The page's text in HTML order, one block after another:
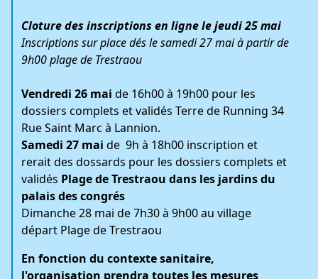
Cloture des inscriptions en ligne le jeudi 25 mai
Inscriptions sur place dés le samedi 27 mai à partir de
9h00plage de Trestraou
Vendredi 26 mai de 16h00 à 19h00 pour les
dossiers complets et validés Terre de Running 34
Rue Saint Marc à Lannion.
Samedi 27 mai de 9h à 18h00 inscription et
rerait des dossards pour les dossiers complets et
validés Plage de Trestraou dans les jardins du
palais des congrés
Dimanche 28 mai de 7h30 à 9h00 au village
départ Plage de Trestraou
En fonction du contexte sanitaire,
l'organisation prendra toutes les mesures